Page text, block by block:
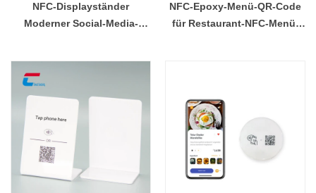
NFC-Displayständer
Moderner Social-Media-
NFC-Epoxy-Menü-QR-Code
für Restaurant-NFC-Menü-